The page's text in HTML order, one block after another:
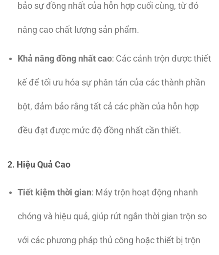
bảo sự đồng nhất của hỗn hợp cuối cùng, từ đó
nâng cao chất lượng sản phẩm.
Khả năng đồng nhất cao: Các cánh trộn được thiết
kế để tối ưu hóa sự phân tán của các thành phần
bột, đảm bảo rằng tất cả các phần của hỗn hợp
đều đạt được mức độ đồng nhất cần thiết.
2. Hiệu Quả Cao
Tiết kiệm thời gian: Máy trộn hoạt động nhanh
chóng và hiệu quả, giúp rút ngắn thời gian trộn so
với các phương pháp thủ công hoặc thiết bị trộn